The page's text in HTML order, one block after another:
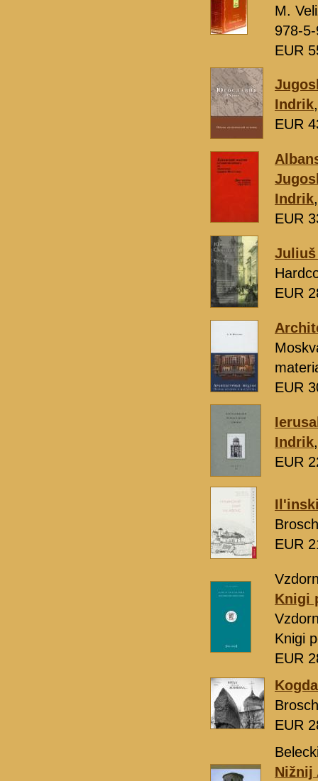
M.
978-
EUR
Indrik
EUR
Indrik
EUR
EUR
EUR
Indrik
EUR
EUR
Knigi
Knigi
EUR
EUR
Nižnij